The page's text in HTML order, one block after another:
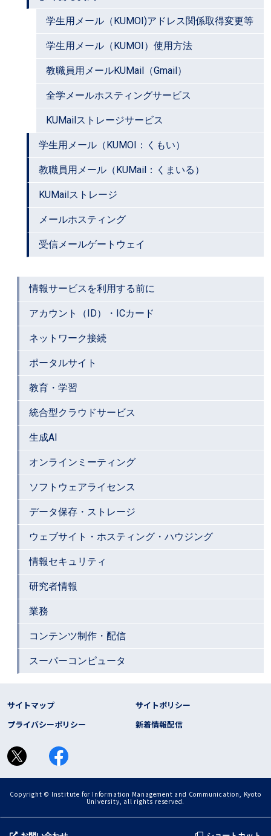
学生用メール（KUMOI)アドレス関係取得変更等
学生用メール（KUMOI）使用方法
教職員用メールKUMail（Gmail）
全学メールホスティングサービス
KUMailストレージサービス
学生用メール（KUMOI：くもい）
教職員用メール（KUMail：くまいる）
KUMailストレージ
メールホスティング
受信メールゲートウェイ
情報サービスを利用する前に
アカウント（ID）・ICカード
ネットワーク接続
ポータルサイト
教育・学習
統合型クラウドサービス
生成AI
オンラインミーティング
ソフトウェアライセンス
データ保存・ストレージ
ウェブサイト・ホスティング・ハウジング
情報セキュリティ
研究者情報
業務
コンテンツ制作・配信
スーパーコンピュータ
フッター リンク
サイトマップ
サイトポリシー
プライバシーポリシー
新着情報配信
Copyright © Institute for Information Management and Communication, Kyoto
University, all rights reserved.